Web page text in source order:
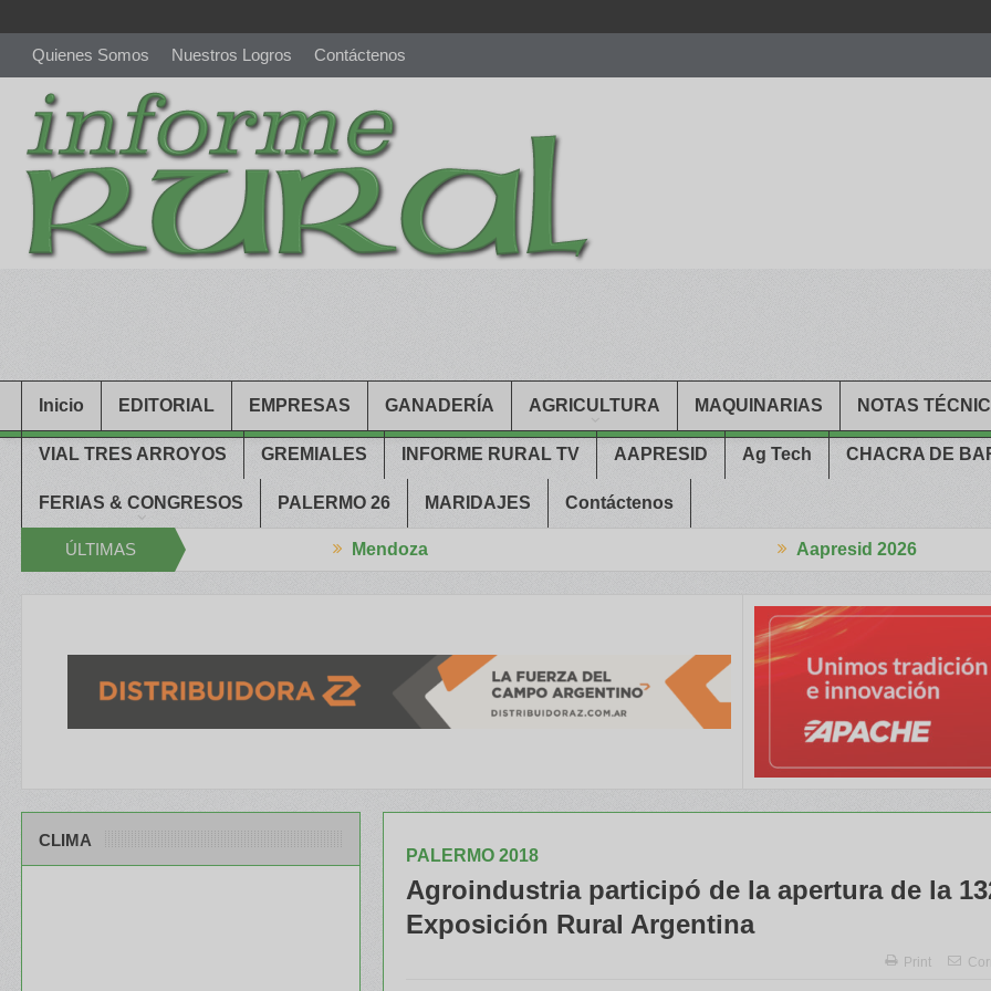
Quienes Somos Nuestros Logros Contáctenos
richardmillereplica is also available with delicate watches for women.patekphilippe.to
Inicio EDITORIAL EMPRESAS GANADERÍA AGRICULTURA MAQUINARIAS NOTAS
VIAL TRES ARROYOS GREMIALES INFORME RURAL TV AAPRESID Ag Tech CHACRA DE
FERIAS & CONGRESOS PALERMO 26 MARIDAJES Contáctenos
ÚLTIMAS Aapresid 2026
PALERMO 2018
Agroindustria participó de la apertura de la
Exposición Rural Argentina
Print
CLIMA